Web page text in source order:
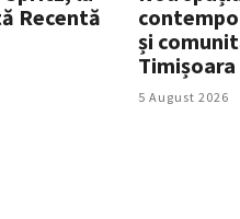
Recentă
și
Timișoara
5 August 2026